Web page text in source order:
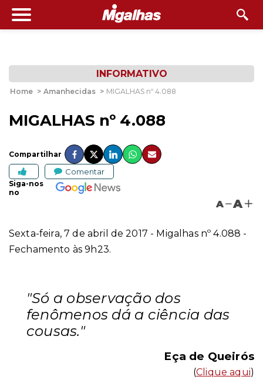
INFORMATIVO
Home > Amanhecidas > MIGALHAS nº 4.088
MIGALHAS nº 4.088
Compartilhar
Comentar
Siga-nos
no
A A
Sexta-feira, 7 de abril de 2017 - Migalhas nº 4.088 -
Fechamento às 9h23.
"Só a observação dos
fenômenos dá a ciência das
cousas."
Eça de Queirós
(Clique aqui)